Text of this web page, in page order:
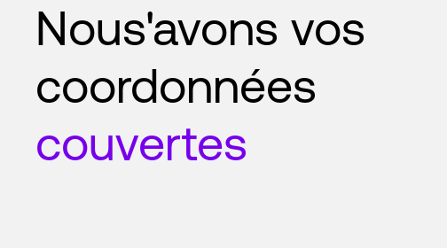
Nous'avons vos
coordonnées
couvertes